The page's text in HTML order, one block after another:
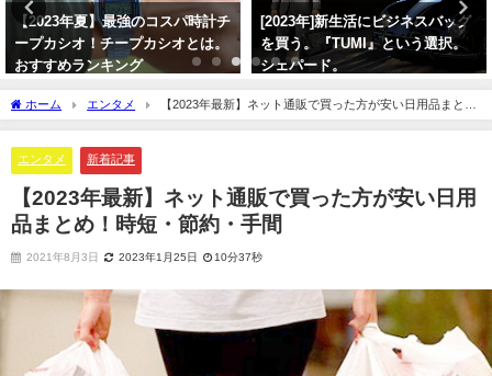
【2023年夏】最強のコスパ時計チ
ープカシオ！チープカシオとは。
おすすめランキング
[2023年]新生活にビジネスバッグ
を買う。『TUMI』という選択。
シェパード。
ホーム エンタメ
【2023年最新】ネット通販で買った方が安い日用品まと
め！時短・節約・手間
エンタメ 新着記事
【2023年最新】ネット通販で買った方が安い日用
品まとめ！時短・節約・手間
2021年8月3日 2023年1月25日 10分37秒